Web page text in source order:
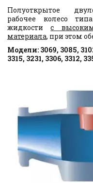
Полуоткрытое
рабочее колесо
жидкостис
материала, при этом
Модели: 3069, 3085,
3315, 3231, 3306, 3312,